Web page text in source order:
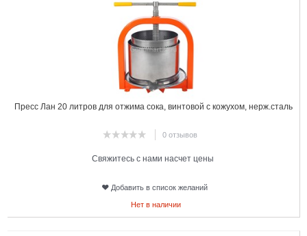
Пресс Лан 20 литров для отжима сока, винтовой с кожухом, нерж.сталь
0 отзывов
Свяжитесь с нами насчет цены
Добавить в список желаний
Нет в наличии